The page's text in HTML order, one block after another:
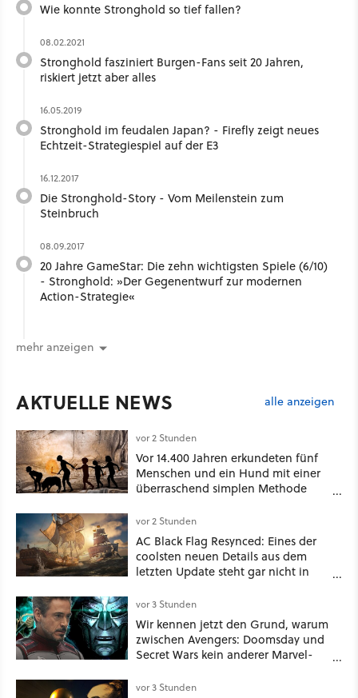
Wie konnte Stronghold so tief fallen?
08.02.2021
Stronghold fasziniert Burgen-Fans seit 20 Jahren,
riskiert jetzt aber alles
16.05.2019
Stronghold im feudalen Japan? - Firefly zeigt neues
Echtzeit-Strategiespiel auf der E3
16.12.2017
Die Stronghold-Story - Vom Meilenstein zum
Steinbruch
08.09.2017
20 Jahre GameStar: Die zehn wichtigsten Spiele (6/10)
- Stronghold: »Der Gegenentwurf zur modernen
Action-Strategie«
mehr anzeigen
AKTUELLE NEWS alle anzeigen
vor 2 Stunden
Vor 14.400 Jahren erkundeten fünf
Menschen und ein Hund mit einer
überraschend simplen Methode
Spuren für die Ewigkeit
vor 2 Stunden
AC Black Flag Resynced: Eines der
coolsten neuen Details aus dem
letzten Update steht gar nicht in
vor 3 Stunden
Wir kennen jetzt den Grund, warum
zwischen Avengers: Doomsday und
Secret Wars kein anderer Marvel-
vor 3 Stunden